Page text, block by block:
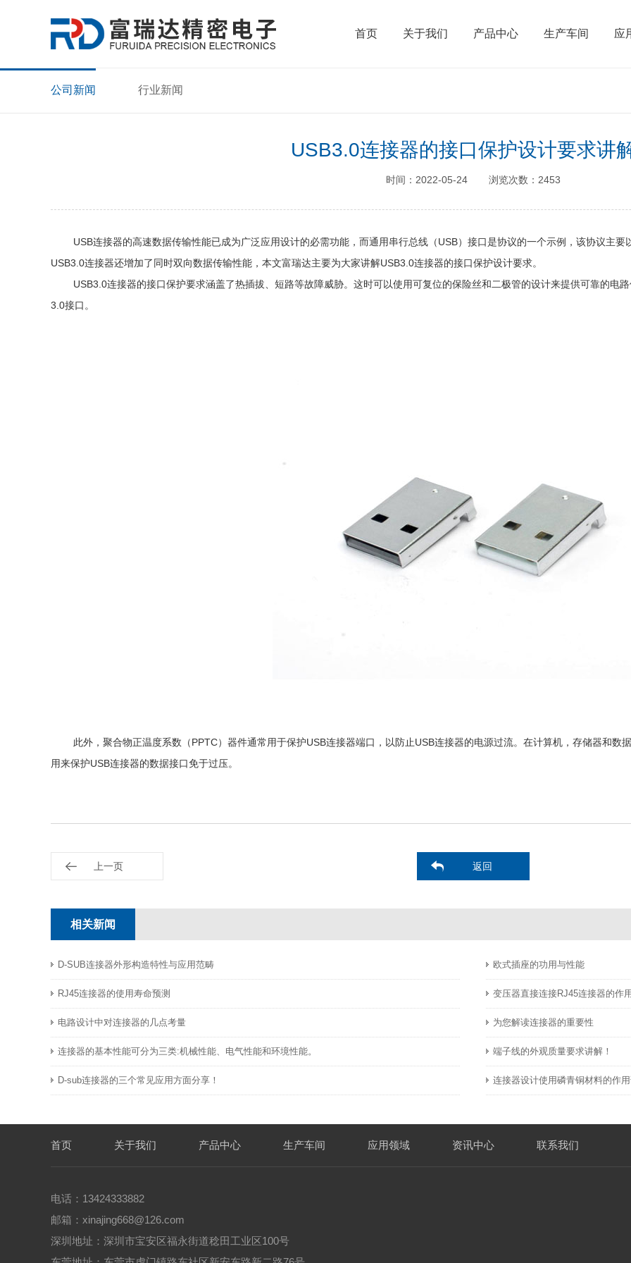
首页 关于我们 产品中心 生产车间 应
公司新闻 行业新闻
USB3.0连接器的接口保护设计要求讲
时间：2022-05-24 浏览次数：2453
USB连接器的高速数据传输性能已成为广泛应用设计的必需功能，而通用串行总线（USB）接口是协议的一个示例，该协议主要
USB3.0连接器还增加了同时双向数据传输性能，本文富瑞达主要为大家讲解USB3.0连接器的接口保护设计要求。
USB3.0连接器的接口保护要求涵盖了热插拔、短路等故障威胁。这时可以使用可复位的保险丝和二极管的设计来提供可靠的电
3.0接口。
此外，聚合物正温度系数（PPTC）器件通常用于保护USB连接器端口，以防止USB连接器的电源过流。在计算机，存储器和数
用来保护USB连接器的数据接口免于过压。
上一页 返回
相关新闻
D-SUB连接器外形构造特性与​应用范畴 欧式插座的功用与性能
RJ45连接器的使用寿命预测 变压器直接连接RJ45连接器的作
电路设计中对连接器的几点考量 为您解读连接器的重要性
连接器的基本性能可分为三类:机械性能、电气性能和环境性能。 端子线的外观质量要求讲解！
D-sub连接器的三个常见应用方面分享！ 连接器设计使用磷青铜材料的作
首页 关于我们 产品中心 生产车间 应用领域 资讯中心 联系我们
电话：13424333882
邮箱：xinajing668@126.com
深圳地址：深圳市宝安区福永街道稔田工业区100号